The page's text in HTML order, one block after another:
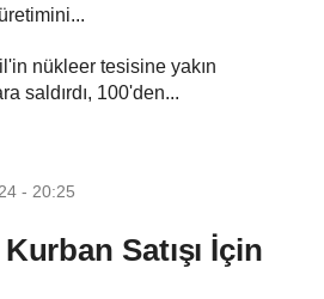
nükleer tesisine yakın
saldırdı, 100'den...
- 20:25
Satışı İçin